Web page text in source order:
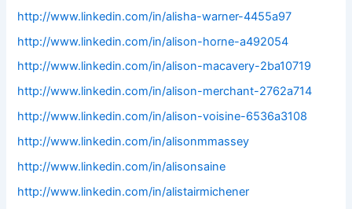
http://www.linkedin.com/in/alisha-warner-4455a97
http://www.linkedin.com/in/alison-horne-a492054
http://www.linkedin.com/in/alison-macavery-2ba10719
http://www.linkedin.com/in/alison-merchant-2762a714
http://www.linkedin.com/in/alison-voisine-6536a3108
http://www.linkedin.com/in/alisonmmassey
http://www.linkedin.com/in/alisonsaine
http://www.linkedin.com/in/alistairmichener